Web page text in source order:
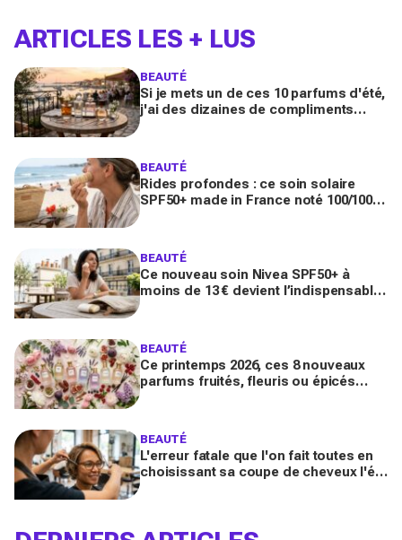
ARTICLES LES + LUS
BEAUTÉ
Si je mets un de ces 10 parfums d'été,
j'ai des dizaines de compliments
BEAUTÉ
Rides profondes : ce soin solaire
SPF50+ made in France noté 100/100
BEAUTÉ
Ce nouveau soin Nivea SPF50+ à
moins de 13 € devient l’indispensable
BEAUTÉ
Ce printemps 2026, ces 8 nouveaux
parfums fruités, fleuris ou épicés
BEAUTÉ
L'erreur fatale que l'on fait toutes en
choisissant sa coupe de cheveux l'été